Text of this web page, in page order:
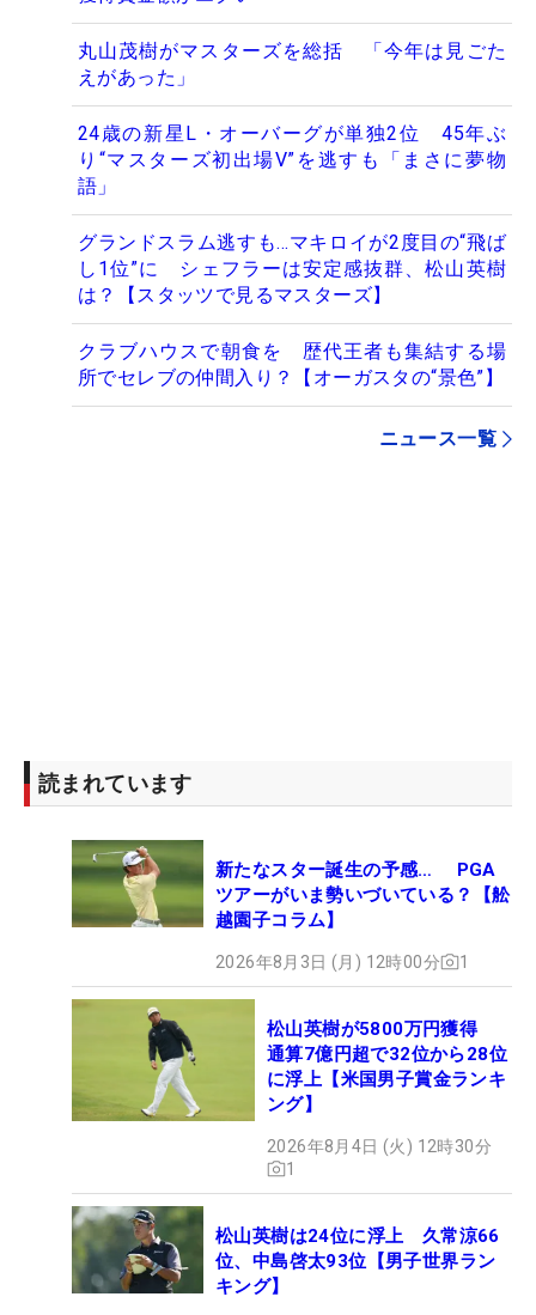
丸山茂樹がマスターズを総括 「今年は見ごた
えがあった」
24歳の新星L・オーバーグが単独2位 45年ぶ
り“マスターズ初出場V”を逃すも「まさに夢物
語」
グランドスラム逃すも…マキロイが2度目の“飛ば
し1位”に シェフラーは安定感抜群、松山英樹
は？【スタッツで見るマスターズ】
クラブハウスで朝食を 歴代王者も集結する場
所でセレブの仲間入り？【オーガスタの“景色”】
ニュース一覧
読まれています
新たなスター誕生の予感… PGA
ツアーがいま勢いづいている？【舩
越園子コラム】
2026年8月3日 (月) 12時00分 1
松山英樹が5800万円獲得
通算7億円超で32位から28位
に浮上【米国男子賞金ランキ
ング】
2026年8月4日 (火) 12時30分
1
松山英樹は24位に浮上 久常涼66
位、中島啓太93位【男子世界ラン
キング】